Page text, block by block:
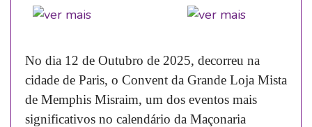
No dia 12 de Outubro de 2025, decorreu na
cidade de Paris, o Convent da Grande Loja Mista
de Memphis Misraim, um dos eventos mais
significativos no calendário da Maçonaria